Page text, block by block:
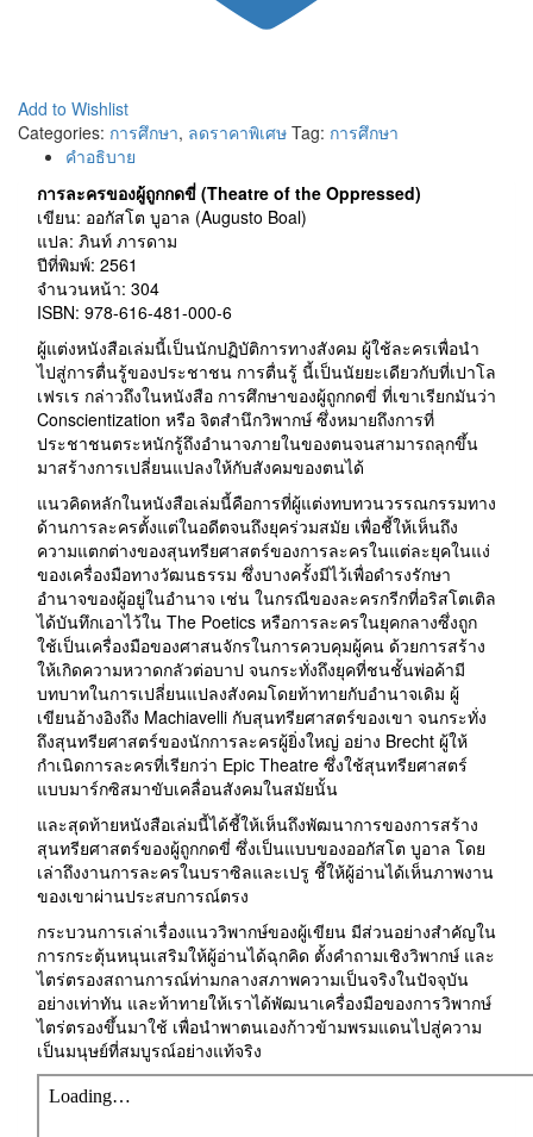
Add to Wishlist
Categories: การศึกษา, ลดราคาพิเศษ Tag: การศึกษา
คำอธิบาย
การละครของผู้ถูกกดขี่ (Theatre of the Oppressed)
เขียน: ออกัสโต บูอาล (Augusto Boal)
แปล: ภินท์ ภารดาม
ปีที่พิมพ์: 2561
จำนวนหน้า: 304
ISBN: 978-616-481-000-6
ผู้แต่งหนังสือเล่มนี้เป็นนักปฏิบัติการทางสังคม ผู้ใช้ละครเพื่อนำ
ไปสู่การตื่นรู้ของประชาชน การตื่นรู้ นี้เป็นนัยยะเดียวกับที่เปาโล
เฟรเร กล่าวถึงในหนังสือ การศึกษาของผู้ถูกกดขี่ ที่เขาเรียกมันว่า
Conscientization หรือ จิตสำนึกวิพากษ์ ซึ่งหมายถึงการที่
ประชาชนตระหนักรู้ถึงอำนาจภายในของตนจนสามารถลุกขึ้น
มาสร้างการเปลี่ยนแปลงให้กับสังคมของตนได้
แนวคิดหลักในหนังสือเล่มนี้คือการที่ผู้แต่งทบทวนวรรณกรรมทาง
ด้านการละครตั้งแต่ในอดีตจนถึงยุคร่วมสมัย เพื่อชี้ให้เห็นถึง
ความแตกต่างของสุนทรียศาสตร์ของการละครในแต่ละยุคในแง่
ของเครื่องมือทางวัฒนธรรม ซึ่งบางครั้งมีไว้เพื่อดำรงรักษา
อำนาจของผู้อยู่ในอำนาจ เช่น ในกรณีของละครกรีกที่อริสโตเติล
ได้บันทึกเอาไว้ใน The Poetics หรือการละครในยุคกลางซึ่งถูก
ใช้เป็นเครื่องมือของศาสนจักรในการควบคุมผู้คน ด้วยการสร้าง
ให้เกิดความหวาดกลัวต่อบาป จนกระทั่งถึงยุคที่ชนชั้นพ่อค้ามี
บทบาทในการเปลี่ยนแปลงสังคมโดยท้าทายกับอำนาจเดิม ผู้
เขียนอ้างอิงถึง Machiavelli กับสุนทรียศาสตร์ของเขา จนกระทั่ง
ถึงสุนทรียศาสตร์ของนักการละครผู้ยิ่งใหญ่ อย่าง Brecht ผู้ให้
กำเนิดการละครที่เรียกว่า Epic Theatre ซึ่งใช้สุนทรียศาสตร์
แบบมาร์กซิสมาขับเคลื่อนสังคมในสมัยนั้น
และสุดท้ายหนังสือเล่มนี้ได้ชี้ให้เห็นถึงพัฒนาการของการสร้าง
สุนทรียศาสตร์ของผู้ถูกกดขี่ ซึ่งเป็นแบบของออกัสโต บูอาล โดย
เล่าถึงงานการละครในบราซิลและเปรู ชี้ให้ผู้อ่านได้เห็นภาพงาน
ของเขาผ่านประสบการณ์ตรง
กระบวนการเล่าเรื่องแนววิพากษ์ของผู้เขียน มีส่วนอย่างสำคัญใน
การกระตุ้นหนุนเสริมให้ผู้อ่านได้ฉุกคิด ตั้งคำถามเชิงวิพากษ์ และ
ไตร่ตรองสถานการณ์ท่ามกลางสภาพความเป็นจริงในปัจจุบัน
อย่างเท่าทัน และท้าทายให้เราได้พัฒนาเครื่องมือของการวิพากษ์
ไตร่ตรองขึ้นมาใช้ เพื่อนำพาตนเองก้าวข้ามพรมแดนไปสู่ความ
เป็นมนุษย์ที่สมบูรณ์อย่างแท้จริง